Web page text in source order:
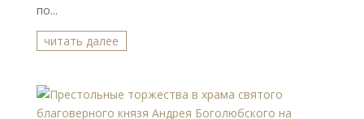
по...
читать далее